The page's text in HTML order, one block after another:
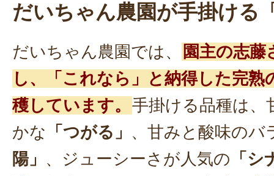
だいちゃん農園が手掛ける
だいちゃん農園では、
園主の志藤
し、「これなら」と納得した完熟
穫しています。 手掛ける品種は、
かな 「つがる」 、甘みと酸味のバ
陽」 、ジューシーさが人気の 「